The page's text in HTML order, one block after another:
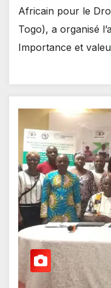
Africain pour le
Togo), a organisé
Importance et